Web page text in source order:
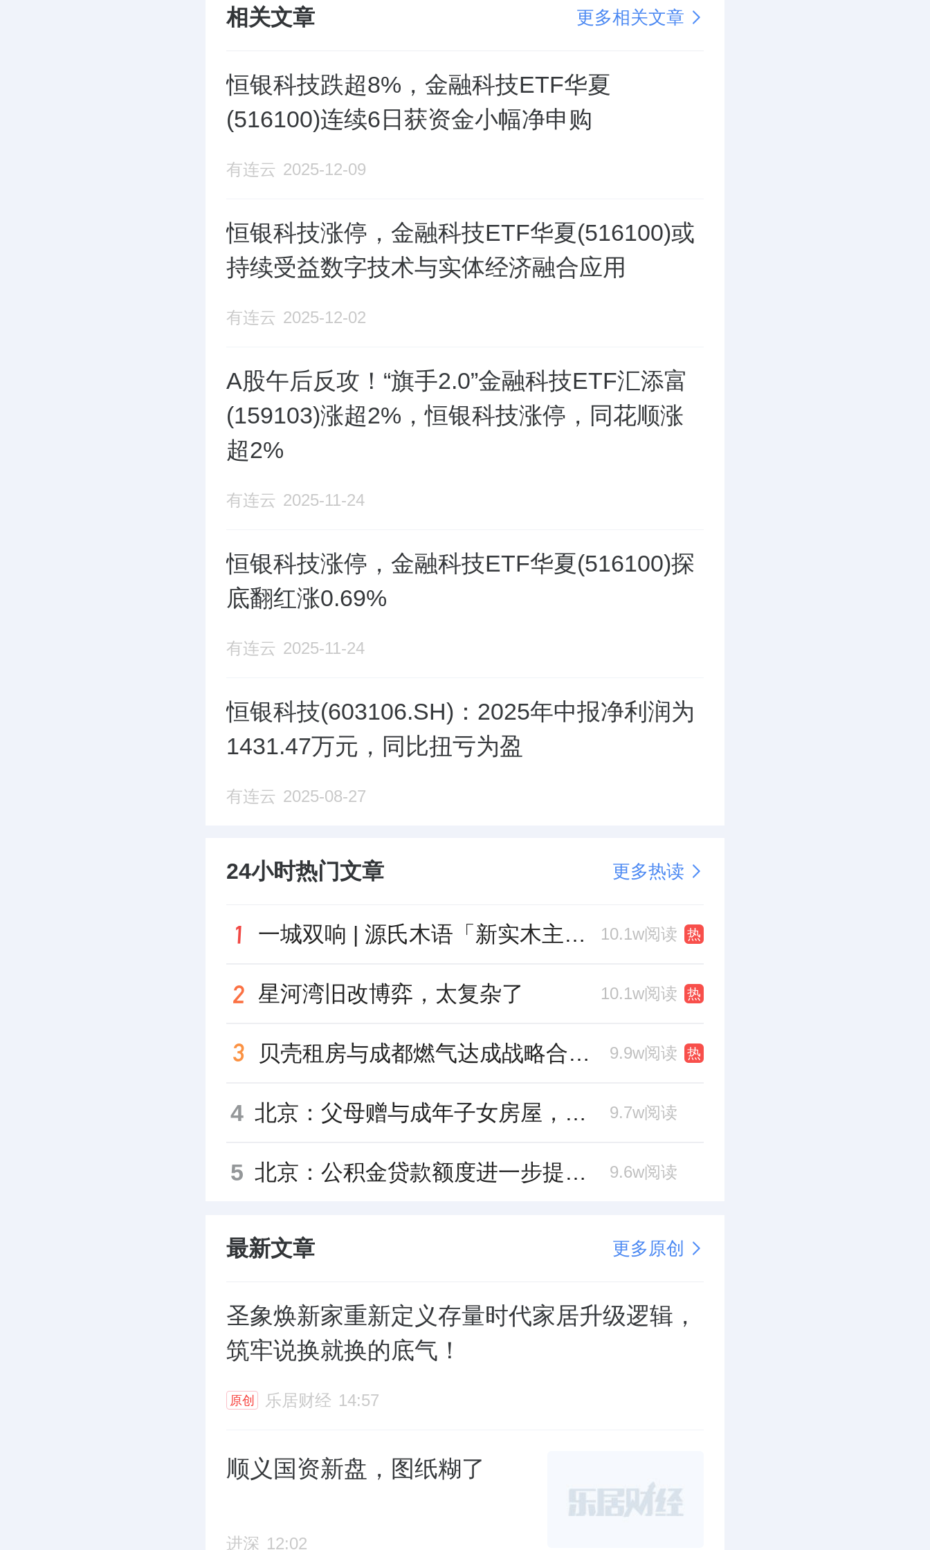
相关文章 更多相关文章
恒银科技跌超8%，金融科技ETF华夏
(516100)连续6日获资金小幅净申购
有连云 2025-12-09
恒银科技涨停，金融科技ETF华夏(516100)或
持续受益数字技术与实体经济融合应用
有连云 2025-12-02
A股午后反攻！“旗手2.0”金融科技ETF汇添富
(159103)涨超2%，恒银科技涨停，同花顺涨
超2%
有连云 2025-11-24
恒银科技涨停，金融科技ETF华夏(516100)探
底翻红涨0.69%
有连云 2025-11-24
恒银科技(603106.SH)：2025年中报净利润为
1431.47万元，同比扭亏为盈
有连云 2025-08-27
24小时热门文章 更多热读
一城双响 | 源氏木语「新实木主义——黑标生活提案」发布会落地天津，黑标旗舰店盛大启幕 10.1w阅读 热
星河湾旧改博弈，太复杂了 10.1w阅读 热
贝壳租房与成都燃气达成战略合作 打通安全巡检“最后一米” 9.9w阅读 热
4 北京：父母赠与成年子女房屋，不再核验子女的购房资格 9.7w阅读
5 北京：公积金贷款额度进一步提高、最高可贷340万元 9.6w阅读
最新文章 更多原创
圣象焕新家重新定义存量时代家居升级逻辑，
筑牢说换就换的底气！
原创 乐居财经 14:57
顺义国资新盘，图纸糊了
进深 12:02